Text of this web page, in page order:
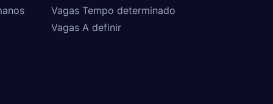
Vagas Tempo determinado
Vagas A definir